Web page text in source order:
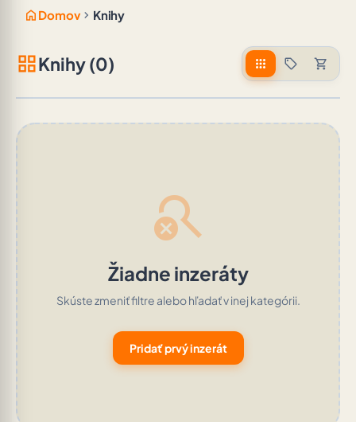
home Domov chevron_right Knihy
grid_viewKnihy (0) apps sell shopping_cart
search_off
Žiadne inzeráty
Skúste zmeniť filtre alebo hľadať v inej kategórii.
Pridať prvý inzerát